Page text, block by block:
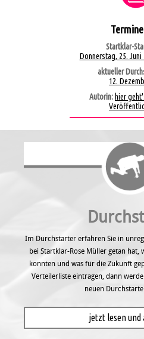
Startklar-
Donnerstag, 25. Juni
aktueller
12.
Autorin: hier
Im Durchstarter erfahren Sie in
bei Startklar-Rose Müller getan hat,
konnten und was für die Zukunft
Verteilerliste eintragen, dann
neuen
jetzt lesen und